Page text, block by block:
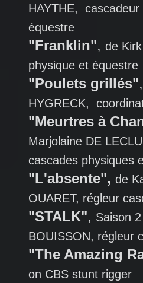
HAYTHE, cascadeur
équestre
"Franklin", de
physique et équestre
"Poulets grillés",
HYGRECK,
"Meurtres à
Marjolaine DE
cascades physiques
"L'absente", de
OUARET, régleur
"STALK", Saison
BOUISSON, régleur
"The Amazing
on CBS stunt rigger